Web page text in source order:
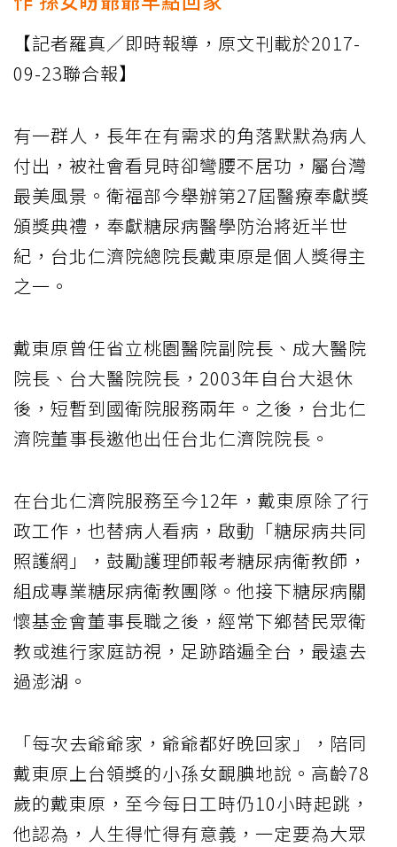
【記者羅真／即時報導，原文刊載於2017-
09-23聯合報】
有一群人，長年在有需求的角落默默為病人
付出，被社會看見時卻彎腰不居功，屬台灣
最美風景。衛福部今舉辦第27屆醫療奉獻獎
頒獎典禮，奉獻糖尿病醫學防治將近半世
紀，台北仁濟院總院長戴東原是個人獎得主
之一。
戴東原曾任省立桃園醫院副院長、成大醫院
院長、台大醫院院長，2003年自台大退休
後，短暫到國衛院服務兩年。之後，台北仁
濟院董事長邀他出任台北仁濟院院長。
在台北仁濟院服務至今12年，戴東原除了行
政工作，也替病人看病，啟動「糖尿病共同
照護網」，鼓勵護理師報考糖尿病衛教師，
組成專業糖尿病衛教團隊。他接下糖尿病關
懷基金會董事長職之後，經常下鄉替民眾衛
教或進行家庭訪視，足跡踏遍全台，最遠去
過澎湖。
「每次去爺爺家，爺爺都好晚回家」，陪同
戴東原上台領獎的小孫女靦腆地說。高齡78
歲的戴東原，至今每日工時仍10小時起跳，
他認為，人生得忙得有意義，一定要為大眾